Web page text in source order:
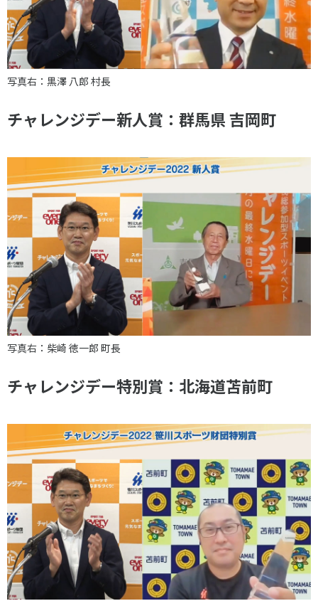
写真右：黒澤 八郎 村長
チャレンジデー新人賞：群馬県 吉岡町
写真右：柴崎 徳一郎 町長
チャレンジデー特別賞：北海道苫前町